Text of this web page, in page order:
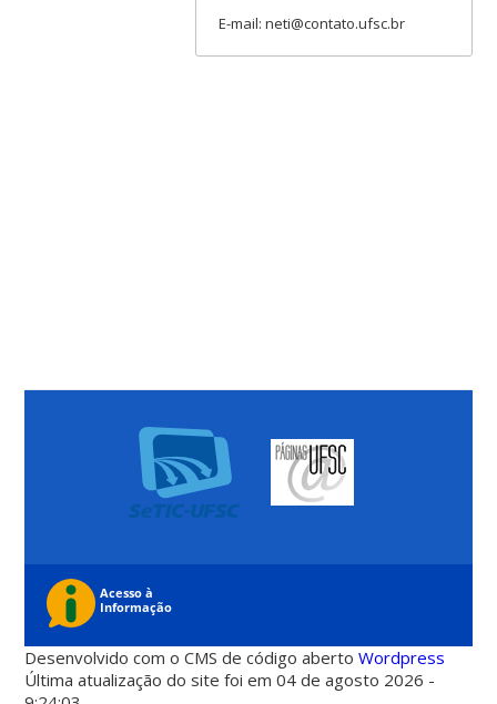
E-mail: neti@contato.ufsc.br
Desenvolvido com o CMS de código abertoWordpress
Última atualização do site foi em 04 de agosto 2026 -